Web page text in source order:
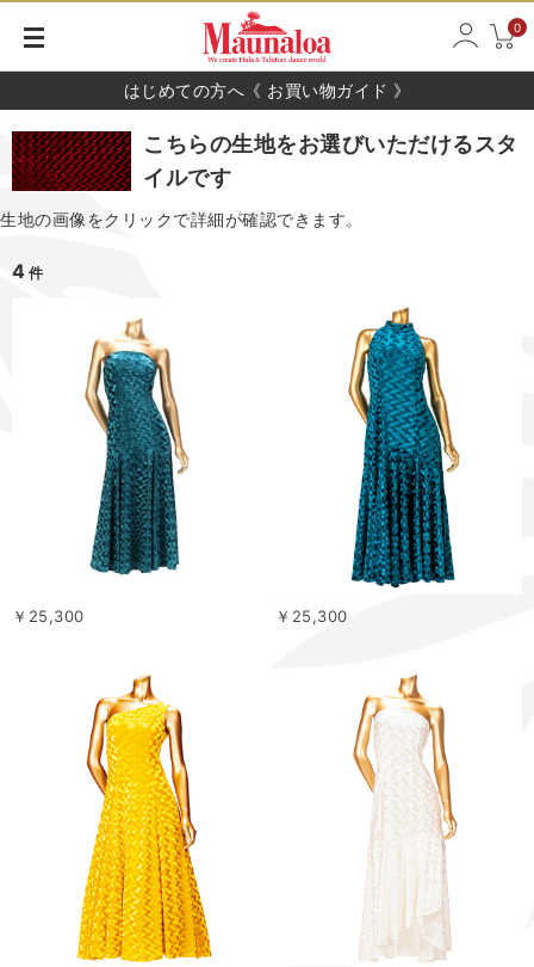
0
はじめての方へ《 お買い物ガイド 》
こちらの生地をお選びいただけるスタ
イルです
生地の画像をクリックで詳細が確認できます。
4 件
￥25,300 ￥25,300